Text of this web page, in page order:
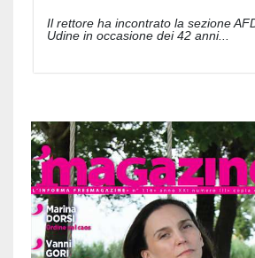
Il rettore ha incontrato la sezione
Udine in occasione dei 42 anni...